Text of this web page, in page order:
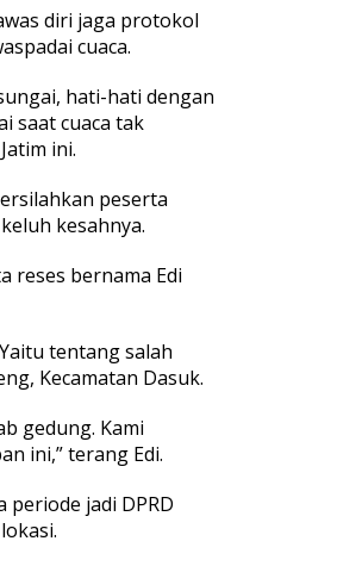
diri jaga protokol
cuaca.
hati-hati dengan
saat cuaca tak
ini.
peserta
kesahnya.
reses bernama Edi
tentang salah
Kecamatan Dasuk.
gedung. Kami
ini,” terang Edi.
periode jadi DPRD